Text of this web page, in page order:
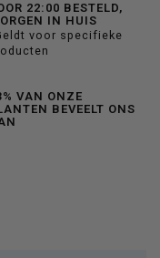
22:00 BESTELD,
IN HUIS
voor specifieke
VAN ONZE
BEVEELT ONS